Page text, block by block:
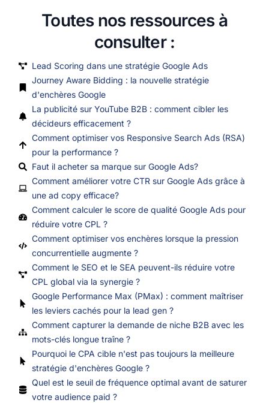
Toutes nos ressources à
consulter :
Lead Scoring dans une stratégie Google Ads
Journey Aware Bidding : la nouvelle stratégie
d'enchères Google
La publicité sur YouTube B2B : comment cibler les
décideurs efficacement ?
Comment optimiser vos Responsive Search Ads (RSA)
pour la performance ?
Faut il acheter sa marque sur Google Ads?
Comment améliorer votre CTR sur Google Ads grâce à
une ad copy efficace?
Comment calculer le score de qualité Google Ads pour
réduire votre CPL ?
Comment optimiser vos enchères lorsque la pression
concurrentielle augmente ?
Comment le SEO et le SEA peuvent-ils réduire votre
CPL global via la synergie ?
Google Performance Max (PMax) : comment maîtriser
les leviers cachés pour la lead gen ?
Comment capturer la demande de niche B2B avec les
mots-clés longue traîne ?
Pourquoi le CPA cible n'est pas toujours la meilleure
stratégie d'enchères Google ?
Quel est le seuil de fréquence optimal avant de saturer
votre audience paid ?